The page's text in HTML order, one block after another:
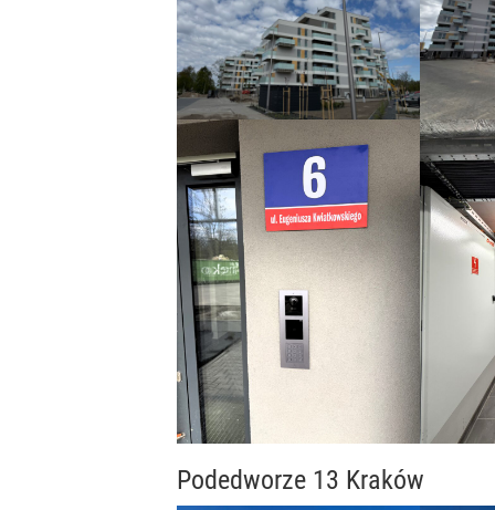
Podedworze 13 Kraków